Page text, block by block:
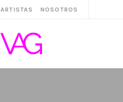
ARTISTAS NOSOTROS